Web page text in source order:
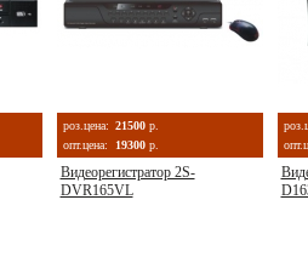
роз.цена: 21500 р.
опт.цена:
19300 р.
Видеорегистратор 2S-
DVR165VL